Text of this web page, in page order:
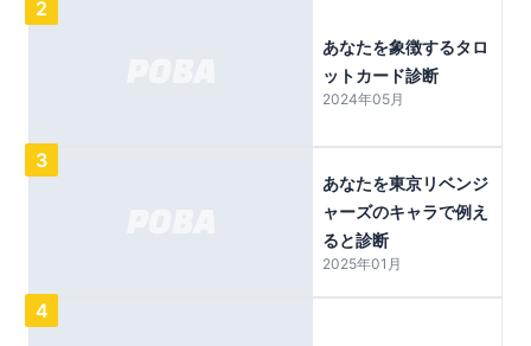
2
あなたを象徴するタロ
ットカード診断
2024年05月
3
あなたを東京リベンジ
ャーズのキャラで例え
ると診断
2025年01月
4